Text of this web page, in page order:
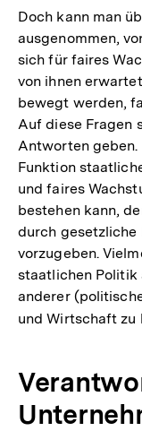
Doch kann man
ausgenommen,
sich für faires
von ihnen
bewegt werden,
Auf diese Fragen
Antworten
Funktion
und faires
bestehen kann,
durch gesetzliche
vorzugeben.
staatlichen Politik
anderer
und Wirtschaft zu